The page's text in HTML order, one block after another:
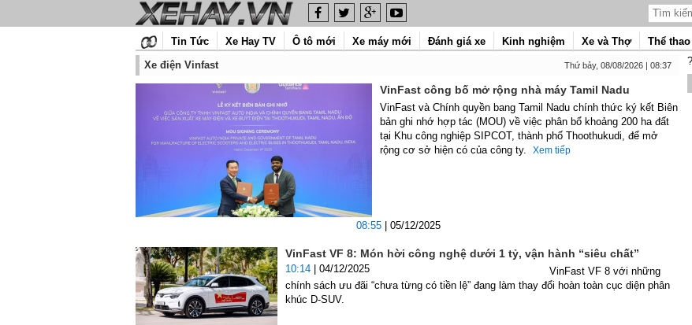
Tin Tức Xe Hay TV Ô tô mới Xe máy mới Đánh giá xe Kinh nghiệm Xe và Thợ Thể thao
Xe điện Vinfast
Thứ bảy, 08/08/2026 | 08:37
VinFast công bố mở rộng nhà máy Tamil Nadu
08:55 | 05/12/2025
VinFast và Chính quyền bang Tamil Nadu chính thức ký kết Biên
bản ghi nhớ hợp tác (MOU) về việc phân bổ khoảng 200 ha đất
tại Khu công nghiệp SIPCOT, thành phố Thoothukudi, để mở
rộng cơ sở hiện có của công ty. Xem tiếp
VinFast VF 8: Món hời công nghệ dưới 1 tỷ, vận hành “siêu chất”
10:14 | 04/12/2025
VinFast VF 8 với những
chính sách ưu đãi “chưa từng có tiền lệ” đang làm thay đổi hoàn toàn cục diện phân
khúc D-SUV.